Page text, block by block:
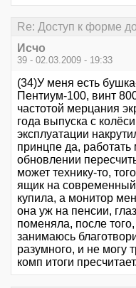
Re: Доступ к форме
Исчо
39 - 02.03.2009 - 19:33
(34)У меня есть
Пентиум-100, винт
частотой мерцания
года выпуска с
эксплуатации
принцпе да, работать
обновлении
может технику-то,
ящик на
купила, а монитор
она уж на пенсии,
поменяла, после того,
занимаюсь
разумного, и не могу
комп итоги пресчитает.